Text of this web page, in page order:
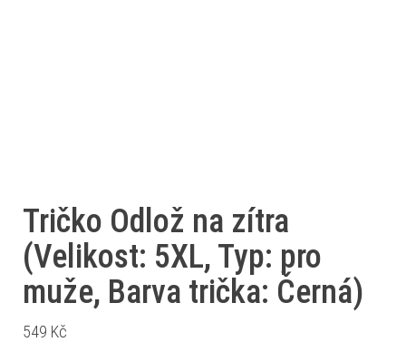
Tričko Odlož na zítra
(Velikost: 5XL, Typ: pro
muže, Barva trička: Černá)
549 Kč